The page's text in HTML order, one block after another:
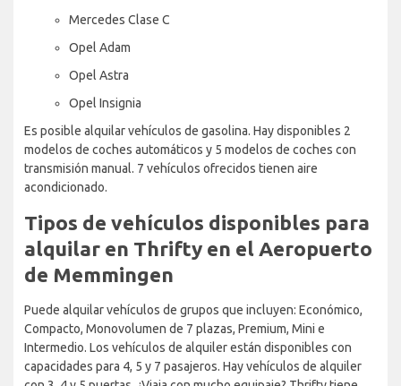
Mercedes Clase C
Opel Adam
Opel Astra
Opel Insignia
Es posible alquilar vehículos de gasolina. Hay disponibles 2
modelos de coches automáticos y 5 modelos de coches con
transmisión manual. 7 vehículos ofrecidos tienen aire
acondicionado.
Tipos de vehículos disponibles para
alquilar en Thrifty en el Aeropuerto
de Memmingen
Puede alquilar vehículos de grupos que incluyen: Económico,
Compacto, Monovolumen de 7 plazas, Premium, Mini e
Intermedio. Los vehículos de alquiler están disponibles con
capacidades para 4, 5 y 7 pasajeros. Hay vehículos de alquiler